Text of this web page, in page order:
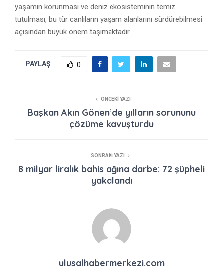
yaşamın korunması ve deniz ekosisteminin temiz
tutulması, bu tür canlıların yaşam alanlarını sürdürebilmesi
açısından büyük önem taşımaktadır.
PAYLAŞ 0
ÖNCEKI YAZI
Başkan Akın Gönen’de yılların sorununu
çözüme kavuşturdu
SONRAKI YAZI
8 milyar liralık bahis ağına darbe: 72 şüpheli
yakalandı
ulusalhabermerkezi.com